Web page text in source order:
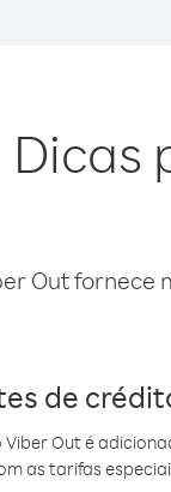
Dicas
Out fornece
de
Out é
as tarifas